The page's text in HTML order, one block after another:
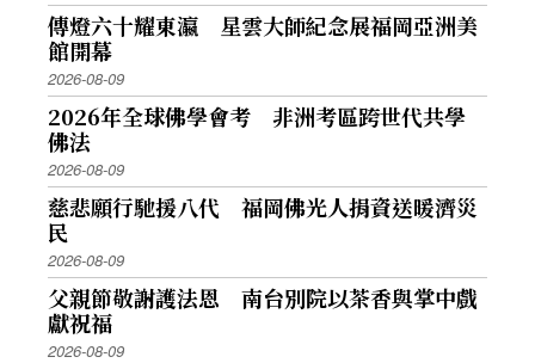
傳燈六十耀東瀛 星雲大師紀念展福岡亞洲美
館開幕
2026-08-09
2026年全球佛學會考 非洲考區跨世代共學
佛法
2026-08-09
慈悲願行馳援八代 福岡佛光人捐資送暖濟災
民
2026-08-09
父親節敬謝護法恩 南台別院以茶香與掌中戲
獻祝福
2026-08-09